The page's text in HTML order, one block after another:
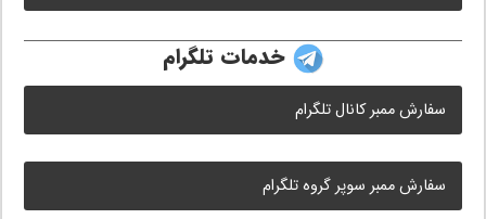
خدمات تلگرام
سفارش ممبر کانال تلگرام
سفارش ممبر سوپر گروه تلگرام